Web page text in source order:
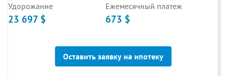
Удорожание
23 697 $
Ежемесячный платеж
673 $
Оставить заявку на ипотеку